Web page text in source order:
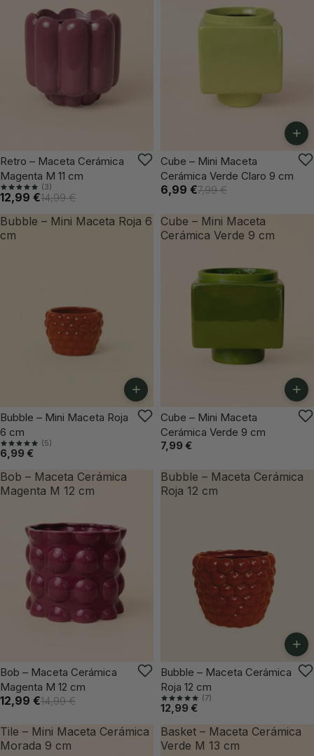
VUELVE PRONTO
Retro – Maceta Cerámica
Magenta M 11 cm
(3)
12,99 €14,99 €
-12%
+
Cube – Mini Maceta
Cerámica Verde Claro 9 cm
6,99 €7,99 €
Bubble – Mini Maceta Roja 6
cm
+
Bubble – Mini Maceta Roja
6 cm
(5)
6,99 €
Cube – Mini Maceta
Cerámica Verde 9 cm
ÚLTIMAS UNIDADES
+
Cube – Mini Maceta
Cerámica Verde 9 cm
7,99 €
Bob – Maceta Cerámica
Magenta M 12 cm
VUELVE PRONTO
Bob – Maceta Cerámica
Magenta M 12 cm
12,99 €14,99 €
Bubble – Maceta Cerámica
Roja 12 cm
+
Bubble – Maceta Cerámica
Roja 12 cm
(7)
12,99 €
Tile – Mini Maceta Cerámica
Morada 9 cm
Basket – Maceta Cerámica
Verde M 13 cm